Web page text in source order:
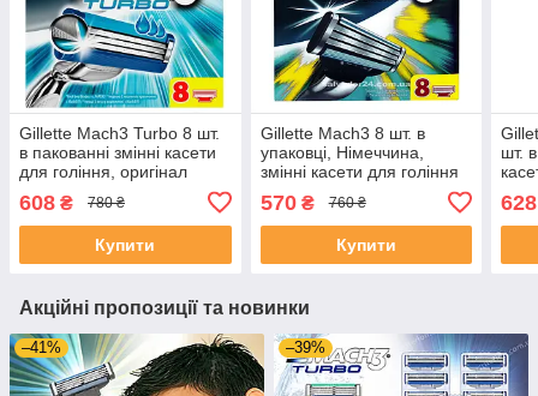
Gillette Mach3 Turbo 8 шт.
в пакованні змінні касети
для гоління, оригінал
608 ₴ 780 ₴
Купити
Gillette Mach3 8 шт. в
упаковці, Німеччина,
змінні касети для гоління
570₴ 760 ₴
Купити
шт.
628
Акційні пропозиції та новинки
–41% –39%